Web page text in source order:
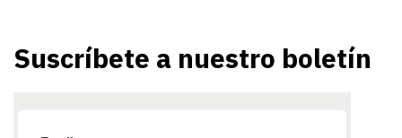
Suscríbete a nuestro boletín